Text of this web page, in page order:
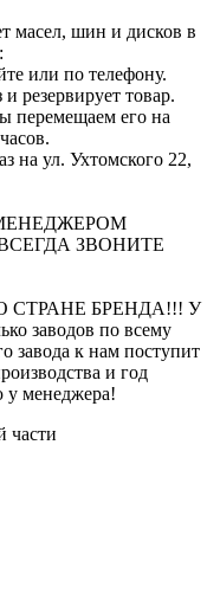
масел, шин и дисков в
или по телефону.
резервирует товар.
перемещаем его на
на ул. Ухтомского 22,
ЗВОНИТЕ
БРЕНДА!!! У
заводов по всему
завода к нам поступит
и год
у менеджера!
части